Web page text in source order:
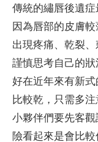
傳統的繡唇後遺
因為唇部的皮膚
出現疼痛、乾裂
謹慎思考自己的狀
好在近年來有新
比較乾，只需多
小夥伴們要先客
險看起來是會比較